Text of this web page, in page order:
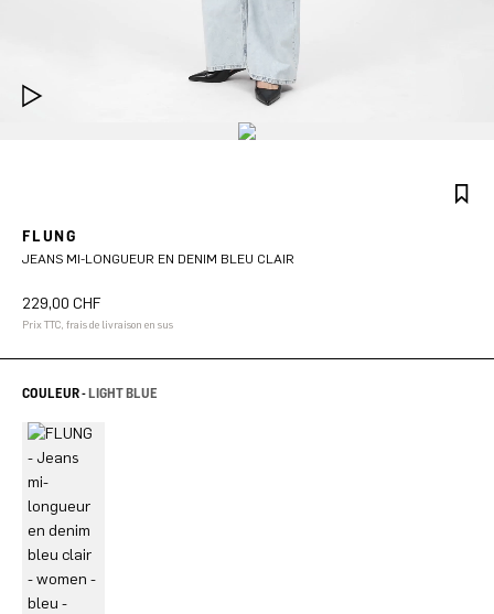
FLUNG
JEANS MI-LONGUEUR EN DENIM BLEU CLAIR
229,00 CHF
Prix TTC, frais de livraison en sus
COULEUR -LIGHT BLUE